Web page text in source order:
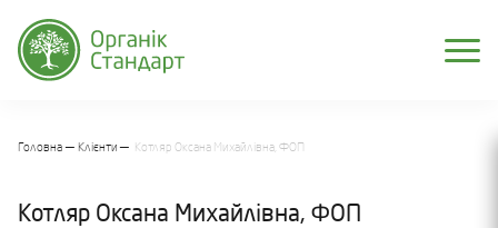
Головна Клієнти Котляр Оксана Михайлівна, ФОП
Котляр Оксана Михайлівна, ФОП